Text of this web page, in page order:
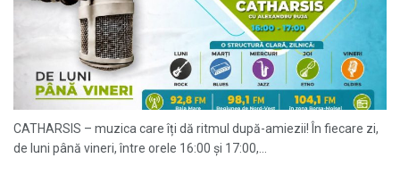
CATHARSIS – muzica care îți dă ritmul după-amiezii! În fiecare zi,
de luni până vineri, între orele 16:00 și 17:00,...